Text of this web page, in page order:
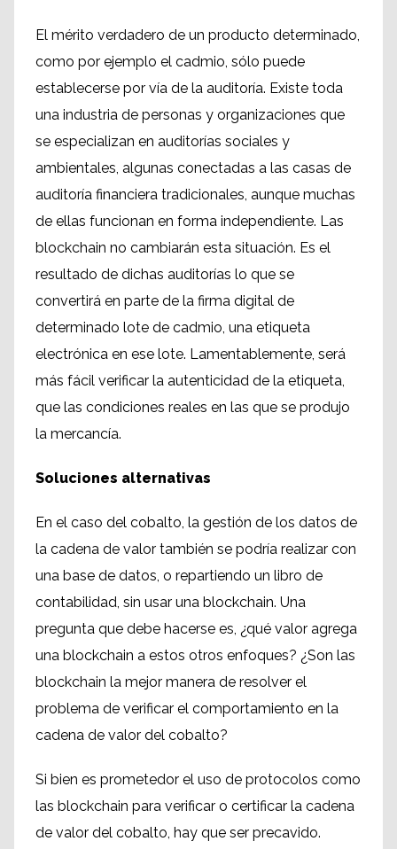
El mérito verdadero de un producto determinado,
como por ejemplo el cadmio, sólo puede
establecerse por vía de la auditoría. Existe toda
una industria de personas y organizaciones que
se especializan en auditorías sociales y
ambientales, algunas conectadas a las casas de
auditoría financiera tradicionales, aunque muchas
de ellas funcionan en forma independiente. Las
blockchain no cambiarán esta situación. Es el
resultado de dichas auditorías lo que se
convertirá en parte de la firma digital de
determinado lote de cadmio, una etiqueta
electrónica en ese lote. Lamentablemente, será
más fácil verificar la autenticidad de la etiqueta,
que las condiciones reales en las que se produjo
la mercancía.
Soluciones alternativas
En el caso del cobalto, la gestión de los datos de
la cadena de valor también se podría realizar con
una base de datos, o repartiendo un libro de
contabilidad, sin usar una blockchain. Una
pregunta que debe hacerse es, ¿qué valor agrega
una blockchain a estos otros enfoques? ¿Son las
blockchain la mejor manera de resolver el
problema de verificar el comportamiento en la
cadena de valor del cobalto?
Si bien es prometedor el uso de protocolos como
las blockchain para verificar o certificar la cadena
de valor del cobalto, hay que ser precavido.